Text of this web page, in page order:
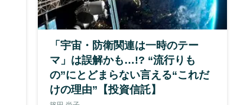
「宇宙・防衛関連は一時のテー
マ」は誤解かも…!? “流行りも
の”にとどまらない言える“これだ
けの理由”【投資信託】